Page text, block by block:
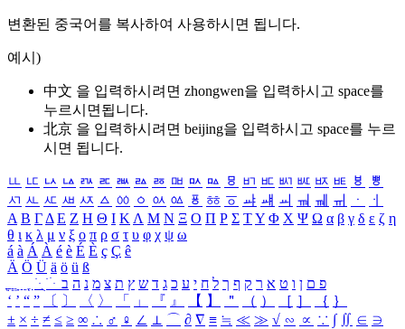
변환된 중국어를 복사하여 사용하시면 됩니다.
예시)
中文 을 입력하시려면 zhongwen을 입력하시고 space를
누르시면됩니다.
北京 을 입력하시려면 beijing을 입력하시고 space를 누르
시면 됩니다.
ㅥ ㅦ ㅧ ㅨ ㅩ ㅪ ㅫ ㅬ ㅭ ㅮ ㅯ ㅰ ㅱ ㅲ ㅳ ㅴ ㅵ ㅶ ㅷ ㅸ
ㅹ
ㅺ ㅻ ㅼ ㅽ ㅾ ㅿ ㆀ ㆁ ㆂ ㆃ ㆄ ㆅ ㆆ ㆇ ㆈ ㆉ ㆊ ㆋ ㆌ ㆍ
ㆎ
Α Β ΓΔ Ε Ζ Η Θ Ι ΚΛ Μ Ν Ξ Ο Π Ρ Σ ΤΥ Φ Χ Ψ Ω α β γ δ ε ζ η
θ ι κ λ μ ν ξ ο π ρ σ τ υ φ χ ψ ω
á à Á À é è É È ç Ç ê
Ä Ö Ü ä ö ü ß
ִֶֹ ֻּ ׁׂ פ ם ן ו ט א ר ק ף ך ל ח י ע כ ג ד ש ץ ת צ מ נ ה ב
‘ ’ “ ” 〔 〕 〈 〉 「 」 『 』 【 】 ＂ （ ） ［ ］ ｛ ｝
± × ÷ ≠ ≤ ≥ ∞ ∴ ♂ ♀ ∠ ⊥ ⌒ ∂ ∇ ≡ ≒ ≪ ≫ √ ∽ ∝ ∵ ∫ ∬ ∈ ∋